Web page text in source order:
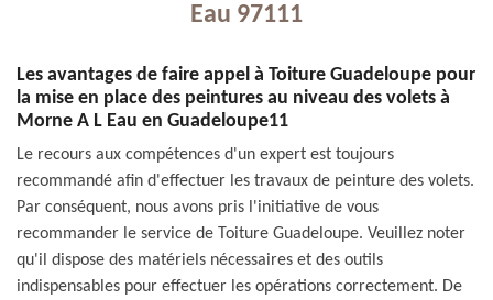
Eau 97111
Les avantages de faire appel à Toiture Guadeloupe pour
la mise en place des peintures au niveau des volets à
Morne A L Eau en Guadeloupe11
Le recours aux compétences d'un expert est toujours
recommandé afin d'effectuer les travaux de peinture des volets.
Par conséquent, nous avons pris l'initiative de vous
recommander le service de Toiture Guadeloupe. Veuillez noter
qu'il dispose des matériels nécessaires et des outils
indispensables pour effectuer les opérations correctement. De